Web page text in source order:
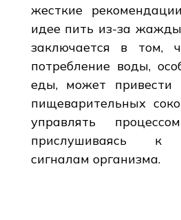
жесткие
идее пить из-за
заключается в том,
потребление воды,
еды, может
пищеварительных
управлять
прислушиваясь к
сигналам организма.